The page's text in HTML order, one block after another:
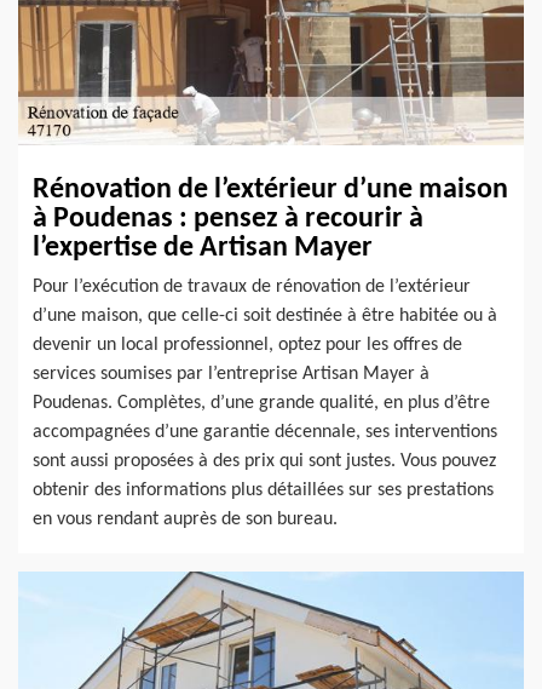
Rénovation de l’extérieur d’une maison
à Poudenas : pensez à recourir à
l’expertise de Artisan Mayer
Pour l’exécution de travaux de rénovation de l’extérieur
d’une maison, que celle-ci soit destinée à être habitée ou à
devenir un local professionnel, optez pour les offres de
services soumises par l’entreprise Artisan Mayer à
Poudenas. Complètes, d’une grande qualité, en plus d’être
accompagnées d’une garantie décennale, ses interventions
sont aussi proposées à des prix qui sont justes. Vous pouvez
obtenir des informations plus détaillées sur ses prestations
en vous rendant auprès de son bureau.